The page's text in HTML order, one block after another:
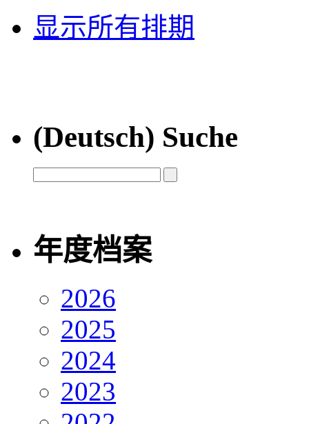
显示所有排期
(Deutsch) Suche
年度档案
2026
2025
2024
2023